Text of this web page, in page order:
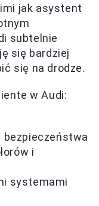
jak asystent
subtelnie
się bardziej
się na drodze.
w Audi:
bezpieczeństwa
i
systemami